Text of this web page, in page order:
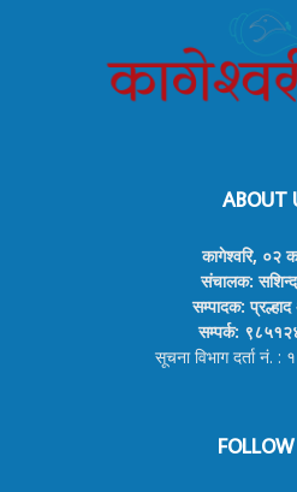
ABOUT
कागेश्वरि, ०२
संचालक:
सम्पादक: प्रल्हाद
सम्पर्क:
सूचना विभाग दर्ता नं.